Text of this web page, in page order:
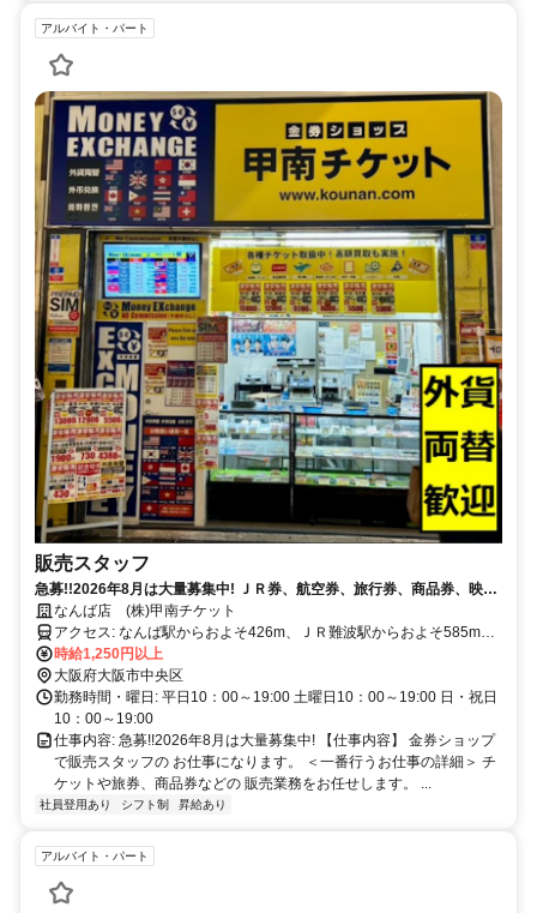
アルバイト・パート
販売スタッフ
急募!!2026年8月は大量募集中! ＪＲ券、航空券、旅行券、商品券、映画
券 などの販売の求人です。 一から丁寧にお教えいたします。 関西圏と
東京に直営店舗を展開し、 「宝くじ売り場経験者も歓迎」 ｜駅からすぐ
でアクセス良好｜充実の福利厚生｜従業員の圧倒的な支持を頂戴してい
るのが当店！お客様はもちろん従業員にとっても『キレイ・安心・安
全』な環境が整っています。気になった点があれば、なんでもお気軽に
お問い合わせください!
なんば店 (株)甲南チケット
アクセス: なんば駅からおよそ426m、ＪＲ難波駅からおよそ585m、
近鉄日本橋駅からおよそ438m ■南海「難波」駅より徒歩5分（大阪市
中央区難波３丁目２番２２号）
時給1,250円以上
大阪府大阪市中央区
勤務時間・曜日: 平日10：00～19:00 土曜日10：00～19:00 日・祝日
10：00～19:00
仕事内容: 急募!!2026年8月は大量募集中! 【仕事内容】 金券ショップ
で販売スタッフの お仕事になります。 ＜一番行うお仕事の詳細＞ チ
ケットや旅券、商品券などの 販売業務をお任せします。 ...
社員登用あり シフト制 昇給あり
アルバイト・パート